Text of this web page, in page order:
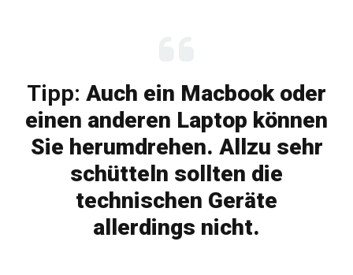
Tipp: Auch ein Macbook oder
einen anderen Laptop können
Sie herumdrehen. Allzu sehr
schütteln sollten die
technischen Geräte
allerdings nicht.